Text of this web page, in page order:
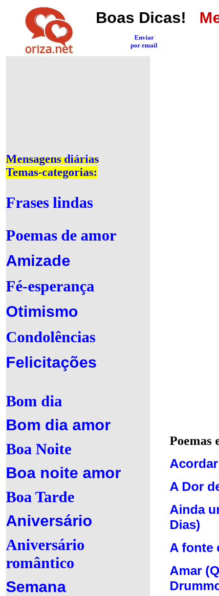
Boas Dicas!
Enviar
por email
Mensagens diárias
Temas-categorias:
Frases lindas
Poemas de amor
Amizade
Fé-esperança
Otimismo
Condolências
Felicitações
Bom dia
Bom dia amor
Boa Noite
Boa noite amor
Boa Tarde
Aniversário
Aniversário
romântico
Semana
Poemas
A Dor
Ainda
Dias)
A fonte
Amar